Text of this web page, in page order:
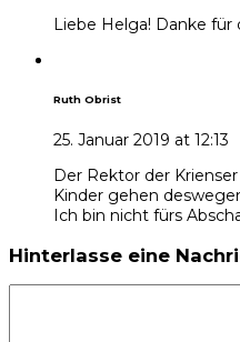
Liebe Helga! Danke für
Ruth Obrist
25. Januar 2019 at 12:13
Der Rektor der
Kinder gehen
Ich bin nicht fürs
Hinterlasse eine